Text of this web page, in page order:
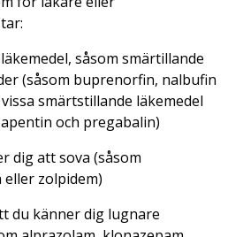
såsom smärtillande
(såsom buprenorfin, nalbufin
smärtstillande läkemedel
och pregabalin)
dig att sova (såsom
zolpidem)
du känner dig lugnare